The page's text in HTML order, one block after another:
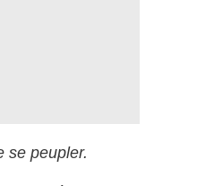
se peupler.